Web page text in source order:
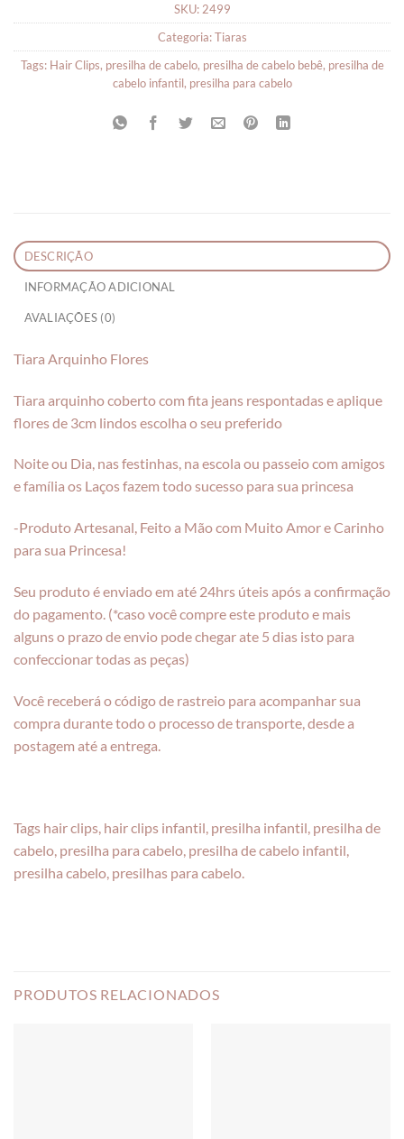
SKU: 2499
Categoria:Tiaras
Tags: Hair Clips, presilha de cabelo, presilha de cabelo bebê, presilha de
cabelo infantil, presilha para cabelo
DESCRIÇÃO
INFORMAÇÃO ADICIONAL
AVALIAÇÕES (0)
Tiara Arquinho Flores
Tiara arquinho coberto com fita jeans respontadas e aplique
flores de 3cm lindos escolha o seu preferido
Noite ou Dia, nas festinhas, na escola ou passeio com amigos
e família os Laços fazem todo sucesso para sua princesa
-Produto Artesanal, Feito a Mão com Muito Amor e Carinho
para sua Princesa!
Seu produto é enviado em até 24hrs úteis após a confirmação
do pagamento. (*caso você compre este produto e mais
alguns o prazo de envio pode chegar ate 5 dias isto para
confeccionar todas as peças)
Você receberá o código de rastreio para acompanhar sua
compra durante todo o processo de transporte, desde a
postagem até a entrega.
Tags hair clips, hair clips infantil, presilha infantil, presilha de
cabelo, presilha para cabelo, presilha de cabelo infantil,
presilha cabelo, presilhas para cabelo.
PRODUTOS RELACIONADOS